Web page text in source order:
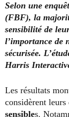
Selon une
(FBF), la
sensibilité de
l’importance de
sécurisée.
Harris
Les résultats
considèrent leurs
sensibles.